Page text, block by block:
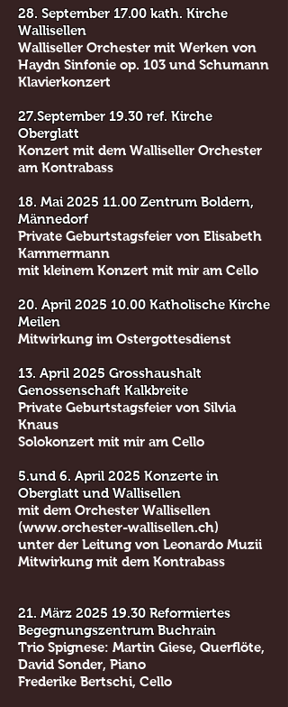
28. September 17.00 kath. Kirche
Wallisellen
Walliseller Orchester mit Werken von
Haydn Sinfonie op. 103 und Schumann
Klavierkonzert
27.September 19.30 ref. Kirche
Oberglatt
Konzert mit dem Walliseller Orchester
am Kontrabass
18. Mai2025 11.00Zentrum Boldern,
Männedorf
Private Geburtstagsfeier von Elisabeth
Kammermann
mit kleinem Konzert mit mir am Cello
20. April2025 10.00 Katholische Kirche
Meilen
Mitwirkung im Ostergottesdienst
13. April 2025 Grosshaushalt
Genossenschaft Kalkbreite
Private Geburtstagsfeier von Silvia
Knaus
Solokonzert mit mir am Cello
5.und 6. April 2025 Konzerte in
Oberglatt und Wallisellen
mit dem Orchester Wallisellen
(www.orchester-wallisellen.ch)
unter der Leitung von Leonardo Muzii
Mitwirkung mit dem Kontrabass
21. März 2025 19.30 Reformiertes
Begegnungszentrum Buchrain
Trio Spignese: Martin Giese, Querflöte,
David Sonder, Piano
Frederike Bertschi, Cello